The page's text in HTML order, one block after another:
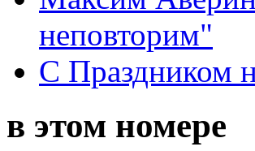
неповторим"
С Праздником
в этом номере